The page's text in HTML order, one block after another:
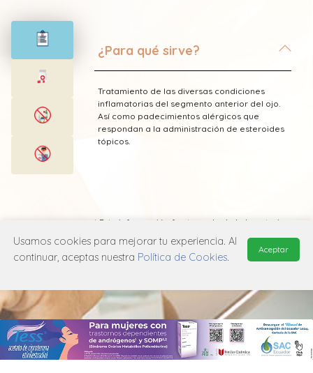
¿Para qué sirve?
Tratamiento de las diversas condiciones
inflamatorias del segmento anterior del ojo.
Así como padecimientos alérgicos que
respondan a la administración de esteroides
tópicos.
* Esta información fue tomada de Laboratorio
Farmacéutico Edifarm (ISBN: 9798281009201)
MANUAL DE USUARIO
POLÍTICA DE PRIVACIDAD
POLÍTICA DE COOKIES
Usamos cookies para mejorar tu experiencia. Al
continuar, aceptas nuestra Política de Cookies.
Aceptar